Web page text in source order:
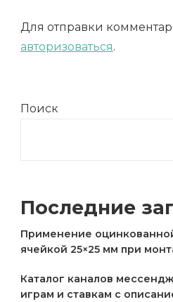
Для отправки
авторизоваться.
Поиск
Последние
Применение
ячейкой 25×25 мм при
Каталог каналов
играм и ставкам с